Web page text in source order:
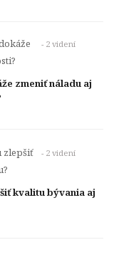
- 2 videní
zmeniť náladu aj
- 2 videní
kvalitu bývania aj